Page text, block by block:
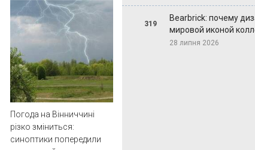
Погода на Вінниччині
різко зміниться:
синоптики попередили
319
Bearbrick: почему
мировой иконой
28 липня 2026